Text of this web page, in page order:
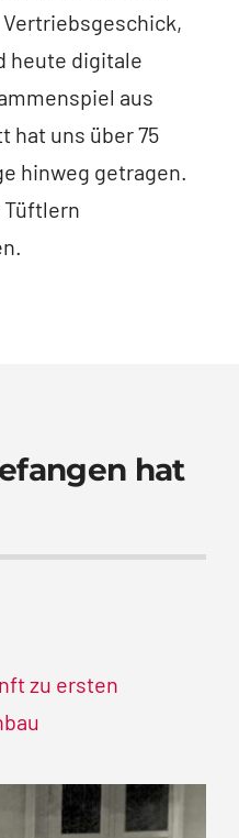
heute digitale
aus
hat uns über 75
hinweg getragen.
Tüftlern
hat
zu ersten